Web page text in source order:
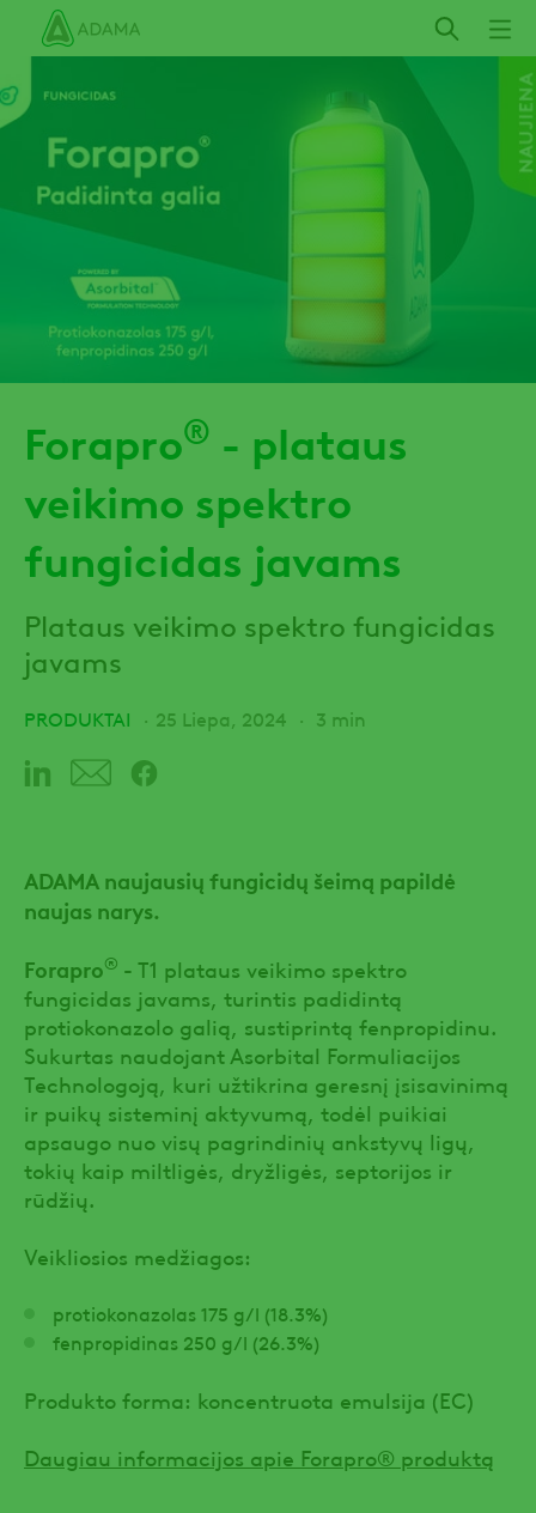
Pereiti
turinį
Forapro® - plataus
veikimo spektro
fungicidas javams
Plataus veikimo spektro fungicidas
javams
PRODUKTAI 25 Liepa, 2024 3 min
ADAMA naujausių fungicidų šeimą papildė
naujas narys.
Forapro® - T1 plataus veikimo spektro
fungicidas javams, turintis padidintą
protiokonazolo galią, sustiprintą fenpropidinu.
Sukurtas naudojant Asorbital Formuliacijos
Technologoją, kuri užtikrina geresnį įsisavinimą
ir puikų sisteminį aktyvumą, todėl puikiai
apsaugo nuo visų pagrindinių ankstyvų ligų,
tokių kaip miltligės, dryžligės, septorijos ir
rūdžių.
Veikliosios medžiagos:
protiokonazolas 175 g/l (18.3%)
fenpropidinas 250 g/l (26.3%)
Produkto forma: koncentruota emulsija (EC)
Daugiau informacijos apie Forapro® produktą